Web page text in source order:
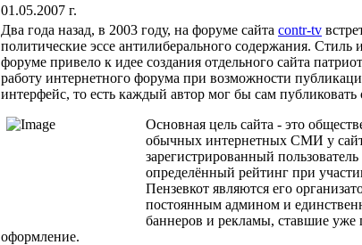
01.05.2007 г.
Два года назад, в 2003 году, на форуме сайта contr-tv
политические эссе антилиберального содержания.
форуме привело к идее создания отдельного сайта
работу интернетного форума при возможности
интерфейс, то есть каждый автор мог бы сам публиковать
Основная цель сайта - это
обычных интернетных СМИ у
зарегистрированный
определённый рейтинг при
Пензевкот являются его
постоянным админом и
баннеров и рекламы, ставшие
оформление.